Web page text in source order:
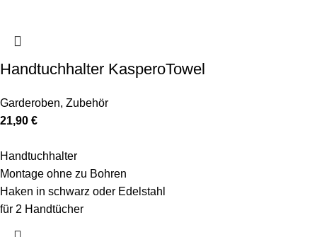
Handtuchhalter KasperoTowel
Garderoben, Zubehör
21,90 €
Handtuchhalter
Montage ohne zu Bohren
Haken in schwarz oder Edelstahl
für 2 Handtücher